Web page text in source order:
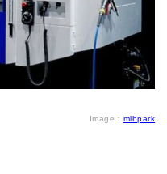
Image： mlbpark